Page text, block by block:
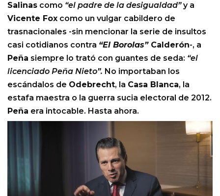
Salinas como “el padre de la desigualdad”y a
Vicente Fox como un vulgar cabildero de
trasnacionales -sin mencionar la serie de insultos
casi cotidianos contra “El Borolas”Calderón-, a
Peña siempre lo trató con guantes de seda: “el
licenciado Peña Nieto”. No importaban los
escándalos de Odebrecht, la Casa Blanca, la
estafa maestra o la guerra sucia electoral de 2012.
Peña era intocable. Hasta ahora.